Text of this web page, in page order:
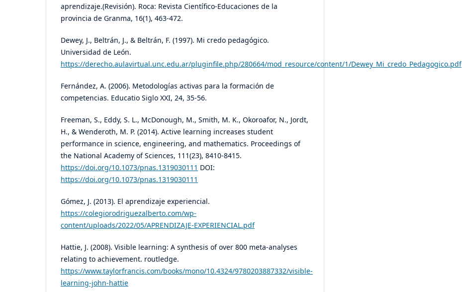
aprendizaje.(Revisión). Roca: Revista Científico-Educaciones de la
provincia de Granma, 16(1), 463-472.
Dewey, J., Beltrán, J., & Beltrán, F. (1997). Mi credo pedagógico.
Universidad de León.
https://derecho.aulavirtual.unc.edu.ar/pluginfile.php/280664/mod_resource/content/1/Dewey_Mi_credo_Pedagogico.pdf
Fernández, A. (2006). Metodologías activas para la formación de
competencias. Educatio Siglo XXI, 24, 35-56.
Freeman, S., Eddy, S. L., McDonough, M., Smith, M. K., Okoroafor, N., Jordt,
H., & Wenderoth, M. P. (2014). Active learning increases student
performance in science, engineering, and mathematics. Proceedings of
the National Academy of Sciences, 111(23), 8410-8415.
https://doi.org/10.1073/pnas.1319030111 DOI:
https://doi.org/10.1073/pnas.1319030111
Gómez, J. (2013). El aprendizaje experiencial.
https://colegiorodriguezalberto.com/wp-
content/uploads/2022/05/APRENDIZAJE-EXPERIENCIAL.pdf
Hattie, J. (2008). Visible learning: A synthesis of over 800 meta-analyses
relating to achievement. routledge.
https://www.taylorfrancis.com/books/mono/10.4324/9780203887332/visible-
learning-john-hattie